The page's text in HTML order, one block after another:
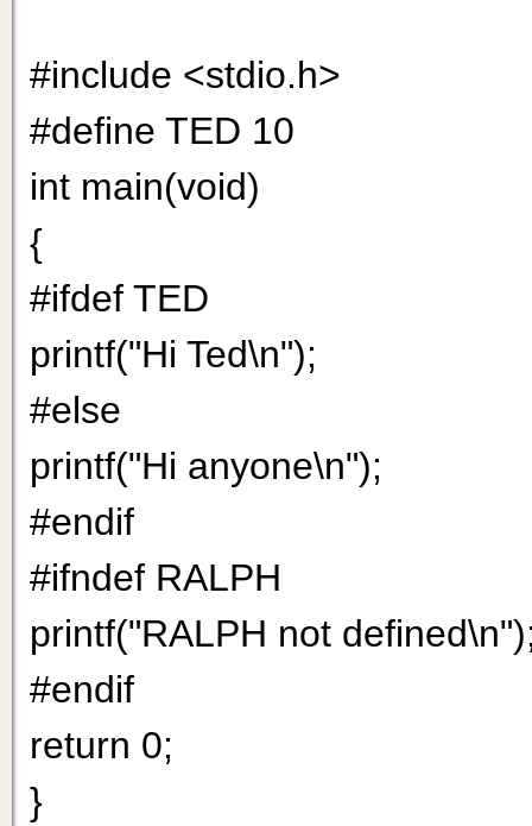
#include <stdio.h>
#define TED 10
int main(void)
{
#ifdef TED
printf("Hi Ted\n");
#else
printf("Hi anyone\n");
#endif
#ifndef RALPH
printf("RALPH not
#endif
return 0;
}